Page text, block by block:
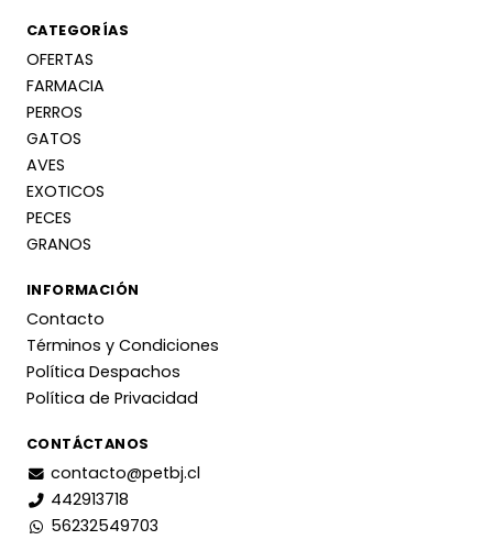
CATEGORÍAS
OFERTAS
FARMACIA
PERROS
GATOS
AVES
EXOTICOS
PECES
GRANOS
INFORMACIÓN
Contacto
Términos y Condiciones
Política Despachos
Política de Privacidad
CONTÁCTANOS
contacto@petbj.cl
442913718
56232549703